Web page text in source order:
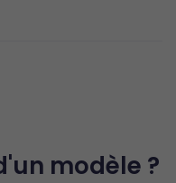
modèle ?